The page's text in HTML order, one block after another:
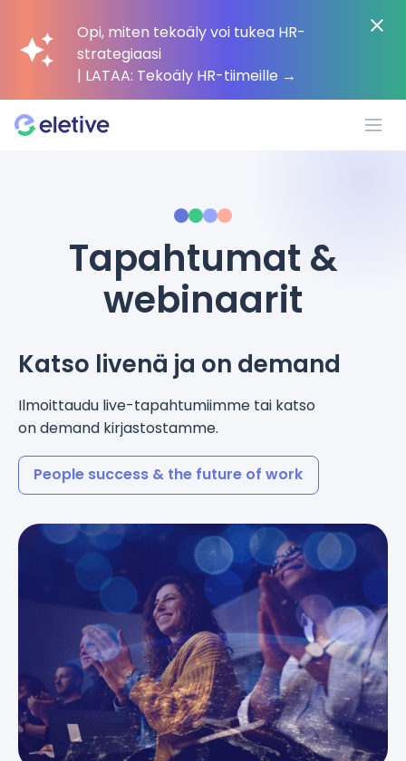
Opi, miten tekoäly voi tukea HR-
strategiaasi
| LATAA: Tekoäly HR-tiimeille →
Miksi Eletive?
Resurssit
Hinnoittelu
Ota yhteyttä myyntiin
Kirjaudu sisään
Tapahtumat &
webinaarit
Katso livenä ja on demand
Ilmoittaudu live-tapahtumiimme tai katso
on demand kirjastostamme.
People success & the future of work